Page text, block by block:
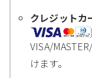
クレジットカ
VISA/
けます。